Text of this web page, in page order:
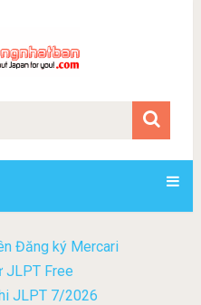
Đăng ký Mercari
JLPT Free
JLPT 7/2026